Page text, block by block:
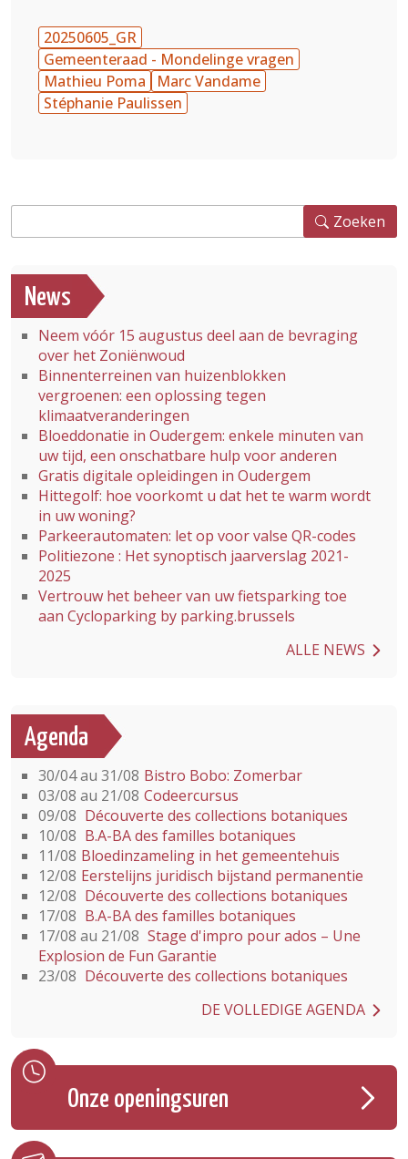
20250605_GR
Gemeenteraad - Mondelinge vragen
Mathieu Poma
Marc Vandame
Stéphanie Paulissen
Zoeken
News
Neem vóór 15 augustus deel aan de bevraging
over het Zoniënwoud
Binnenterreinen van huizenblokken
vergroenen: een oplossing tegen
klimaatveranderingen
Bloeddonatie in Oudergem: enkele minuten van
uw tijd, een onschatbare hulp voor anderen
Gratis digitale opleidingen in Oudergem
Hittegolf: hoe voorkomt u dat het te warm wordt
in uw woning?
Parkeerautomaten: let op voor valse QR-codes
Politiezone : Het synoptisch jaarverslag 2021-
2025
Vertrouw het beheer van uw fietsparking toe
aan Cycloparking by parking.brussels
ALLE NEWS
Agenda
30/04 au 31/08 Bistro Bobo: Zomerbar
03/08 au 21/08 Codeercursus
09/08 Découverte des collections botaniques
10/08 B.A-BA des familles botaniques
11/08 Bloedinzameling in het gemeentehuis
12/08 Eerstelijns juridisch bijstand permanentie
12/08 Découverte des collections botaniques
17/08 B.A-BA des familles botaniques
17/08 au 21/08 Stage d'impro pour ados – Une
Explosion de Fun Garantie
23/08 Découverte des collections botaniques
DE VOLLEDIGE AGENDA
Onze openingsuren